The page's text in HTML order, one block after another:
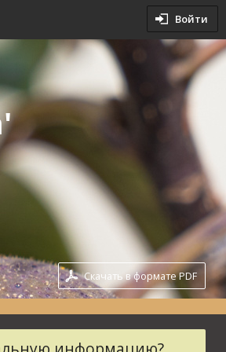
Скачать в формате PDF
Войти